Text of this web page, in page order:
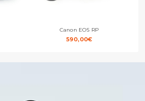
Canon EOS RP
590,00€